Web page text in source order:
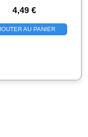
4,49 €
AU PANIER